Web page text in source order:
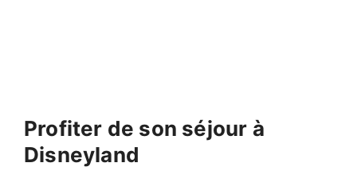
Profiter de son séjour à
Disneyland